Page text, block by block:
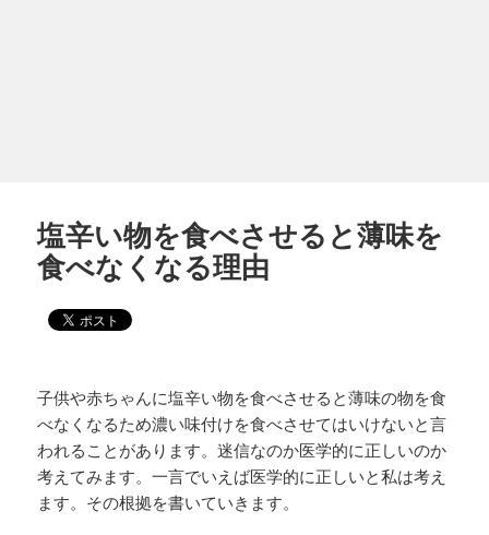
塩辛い物を食べさせると薄味を
食べなくなる理由
子供や赤ちゃんに塩辛い物を食べさせると薄味の物を食
べなくなるため濃い味付けを食べさせてはいけないと言
われることがあります。迷信なのか医学的に正しいのか
考えてみます。一言でいえば医学的に正しいと私は考え
ます。その根拠を書いていきます。